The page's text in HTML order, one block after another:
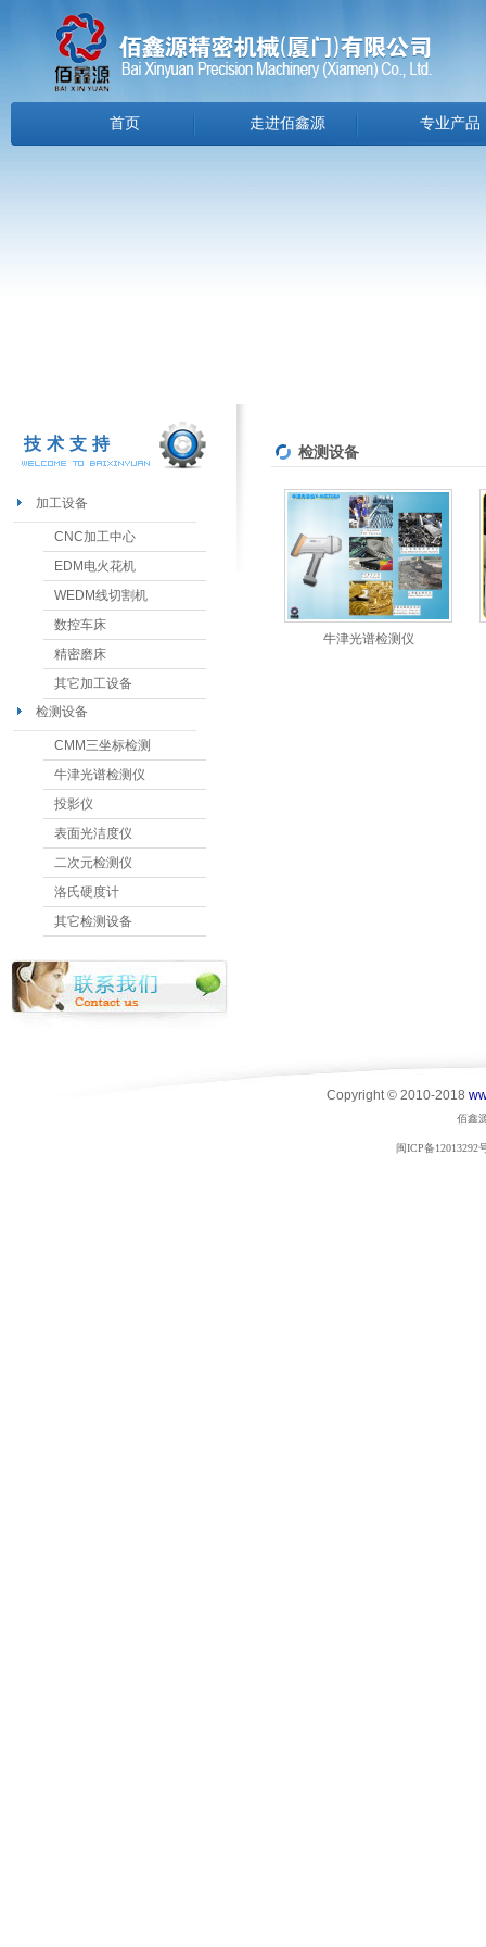
首页 走进佰鑫源 专业产品
技术支持
加工设备
CNC加工中心
EDM电火花机
WEDM线切割机
数控车床
精密磨床
其它加工设备
检测设备
CMM三坐标检测
牛津光谱检测仪
投影仪
表面光洁度仪
二次元检测仪
洛氏硬度计
其它检测设备
检测设备
牛津光谱检测仪
Copyright © 2010-2018
佰鑫
闽ICP备12013292